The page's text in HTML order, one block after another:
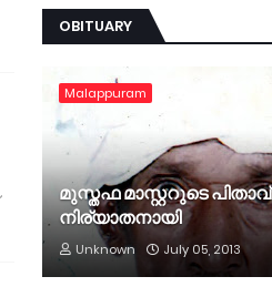
OBITUARY
Malappuram
മുസ്തഫ മാസ്റ്ററുടെ പിതാവ്
നിര്യാതനായി
Unknown July 05, 2013